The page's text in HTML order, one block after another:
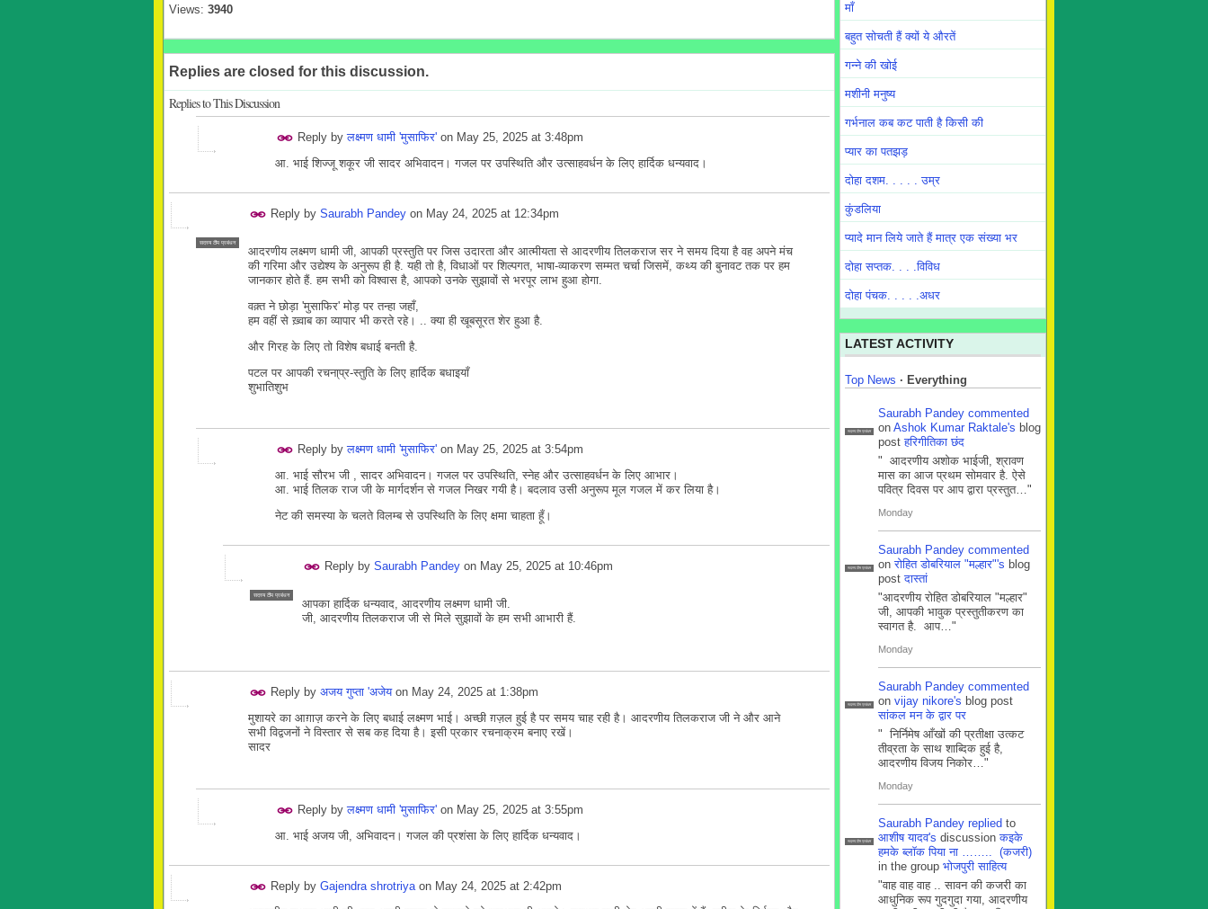
Views: 3940
Replies are closed for this discussion.
Replies to This Discussion
Reply byलक्ष्मण धामी 'मुसाफिर' on May 25, 2025 at 3:48pm
आ. भाई शिज्जू शकूर जी सादर अभिवादन। गजल पर उपस्थिति और उत्साहवर्धन के लिए हार्दिक धन्यवाद।
सदस्य टीम प्रबंधन
Reply by Saurabh Pandey on May 24, 2025 at 12:34pm
आदरणीय लक्ष्मण धामी जी, आपकी प्रस्तुति पर जिस उदारता और आत्मीयता से आदरणीय तिलकराज सर ने समय दिया है वह अपने मंच
की गरिमा और उद्येश्य के अनुरूप ही है. यही तो है, विधाओं पर शिल्पगत, भाषा-व्याकरण सम्मत चर्चा जिसमें, कथ्य की बुनावट तक पर हम
जानकार होते हैं. हम सभी को विश्वास है, आपको उनके सुझावों से भरपूर लाभ हुआ होगा.
वक़्त ने छोड़ा 'मुसाफिर' मोड़ पर तन्हा जहाँ,
हम वहीं से ख़्वाब का व्यापार भी करते रहे। .. क्या ही खूबसूरत शेर हुआ है.
और गिरह के लिए तो विशेष बधाई बनती है.
पटल पर आपकी रचना्प्र-स्तुति के लिए हार्दिक बधाइयाँ
शुभातिशुभ
Reply byलक्ष्मण धामी 'मुसाफिर' on May 25, 2025 at 3:54pm
आ. भाई सौरभ जी , सादर अभिवादन। गजल पर उपस्थिति, स्नेह और उत्साहवर्धन के लिए आभार।
आ. भाई तिलक राज जी के मार्गदर्शन से गजल निखर गयी है। बदलाव उसी अनुरूप मूल गजल में कर लिया है।
नेट की समस्या के चलते विलम्ब से उपस्थिति के लिए क्षमा चाहता हूँ।
सदस्य टीम प्रबंधन
Reply by Saurabh Pandey on May 25, 2025 at 10:46pm
आपका हार्दिक धन्यवाद, आदरणीय लक्ष्मण धामी जी.
जी, आदरणीय तिलकराज जी से मिले सुझावों के हम सभी आभारी हैं.
Reply by अजय गुप्ता 'अजेयon May 24, 2025 at 1:38pm
मुशायरे का आग़ाज़ करने के लिए बधाई लक्ष्मण भाई। अच्छी ग़ज़ल हुई है पर समय चाह रही है। आदरणीय तिलकराज जी ने और आने
सभी विद्वजनों ने विस्तार से सब कह दिया है। इसी प्रकार रचनाक्रम बनाए रखें।
सादर
Reply byलक्ष्मण धामी 'मुसाफिर' on May 25, 2025 at 3:55pm
आ. भाई अजय जी, अभिवादन। गजल की प्रशंसा के लिए हार्दिक धन्यवाद।
Reply by Gajendra shrotriya on May 24, 2025 at 2:42pm
माँ
बहुत सोचती हैं क्यों ये औरतें
गन्ने की खोई
मशीनी मनुष्य
गर्भनाल कब कट पाती है किसी की
प्यार का पतझड़
दोहा दशम. . . . . उम्र
कुंडलिया
प्यादे मान लिये जाते हैं मात्र एक संख्या भर
दोहा सप्तक. . . .विविध
दोहा पंचक. . . . .अधर
LATEST ACTIVITY
Top News · Everything
सदस्य टीम प्रबंधन
Saurabh Pandey commented
on Ashok Kumar Raktale's blog
postहरिगीतिका छंद
" आदरणीय अशोक भाईजी, श्रावण
मास का आज प्रथम सोमवार है. ऐसे
पवित्र दिवस पर आप द्वारा प्रस्तुत…"
Monday
सदस्य टीम प्रबंधन
Saurabh Pandey commented
onरोहित डोबरियाल "मल्हार"'s blog
postदास्तां
"आदरणीय रोहित डोबरियाल "मल्हार"
जी, आपकी भावुक प्रस्तुतीकरण का
स्वागत है. आप…"
Monday
सदस्य टीम प्रबंधन
Saurabh Pandey commented
on vijay nikore's blog post
सांकल मन के द्वार पर
" निर्निमेष आँखों की प्रतीक्षा उत्कट
तीव्रता के साथ शाब्दिक हुई है,
आदरणीय विजय निकोर…"
Monday
सदस्य टीम प्रबंधन
Saurabh Pandey replied to
आशीष यादव's discussionकइके
हमके ब्लाॅक पिया ना …….. (कजरी)
in the group भोजपुरी साहित्य
"वाह वाह वाह .. सावन की कजरी का
आधुनिक रूप गुदगुदा गया, आदरणीय